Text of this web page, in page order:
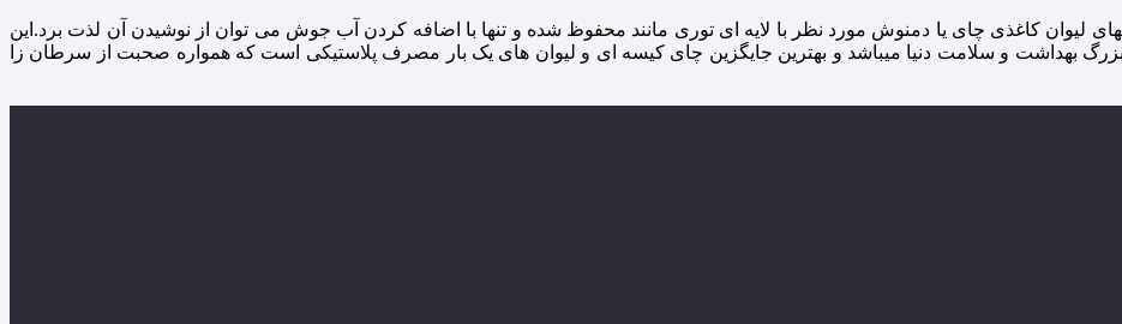
لیوان کاغذی چای یا دمنوش مورد نظر با لایه ای توری مانند محفوظ شده و تنها با اضافه کردن آب جوش می توان از نوشیدن آن لذت برد.این
بهداشت و سلامت دنیا میباشد و بهترین جایگزین چای کیسه ای و لیوان های یک بار مصرف پلاستیکی است که همواره صحبت از سرطان زا